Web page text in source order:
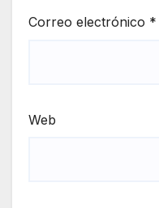
Correo electrónico *
Web